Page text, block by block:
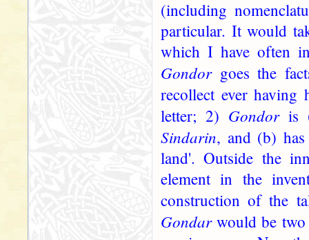
(including
particular. It would
which I have often
Gondorgoes the
recollect ever having
letter; 2) Gondoris
Sindarin, and (b) has
land'. Outside the
element in the
construction of the
Gondarwould be two